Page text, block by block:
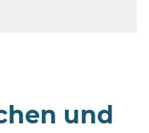
und